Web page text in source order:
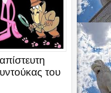
του